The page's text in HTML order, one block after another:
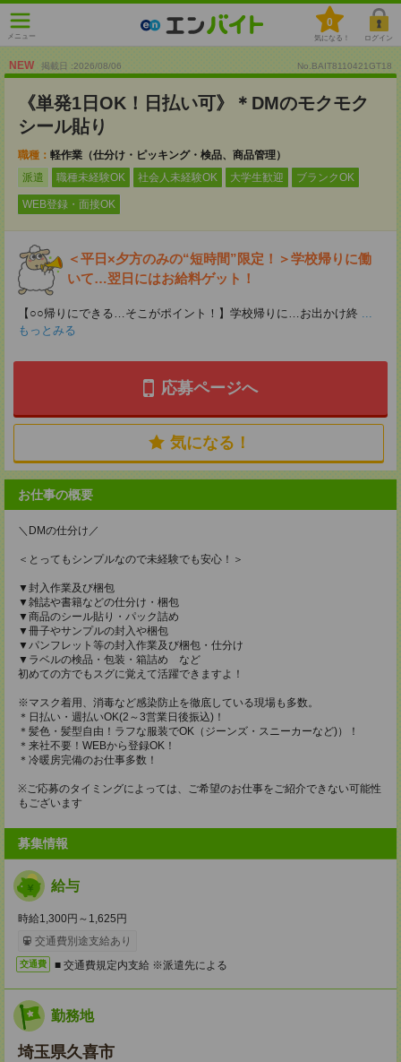
メニュー
0
気になる！ ログイン
NEW 掲載日 :2026/08/06 No.BAIT8110421GT18
《単発1日OK！日払い可》＊DMのモクモク
シール貼り
職種： 軽作業（仕分け・ピッキング・検品、商品管理）
派遣
職種未経験OK 社会人未経験OK 大学生歓迎 ブランクOK
WEB登録・面接OK
＜平日×夕方のみの“短時間”限定！＞学校帰りに働
いて…翌日にはお給料ゲット！
【○○帰りにできる…そこがポイント！】学校帰りに…お出かけ終 ...
もっとみる
応募ページへ
気になる！
お仕事の概要
＼DMの仕分け／
＜とってもシンプルなので未経験でも安心！＞
▼封入作業及び梱包
▼雑誌や書籍などの仕分け・梱包
▼商品のシール貼り・パック詰め
▼冊子やサンプルの封入や梱包
▼パンフレット等の封入作業及び梱包・仕分け
▼ラベルの検品・包装・箱詰め など
初めての方でもスグに覚えて活躍できますよ！
※マスク着用、消毒など感染防止を徹底している現場も多数。
＊日払い・週払いOK(2～3営業日後振込)！
＊髪色・髪型自由！ラフな服装でOK（ジーンズ・スニーカーなど)）！
＊来社不要！WEBから登録OK！
＊冷暖房完備のお仕事多数！
※ご応募のタイミングによっては、ご希望のお仕事をご紹介できない可能性
もございます
募集情報
給与
時給1,300円～1,625円
交通費別途支給あり
交通費 ■ 交通費規定内支給 ※派遣先による
勤務地
埼玉県久喜市